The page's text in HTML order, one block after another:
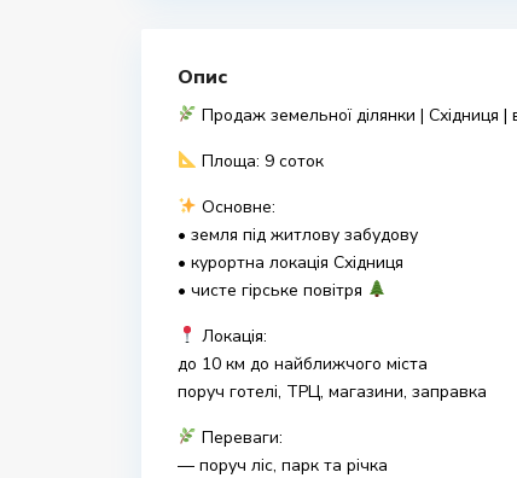
Опис
Продаж земельної ділянки | Східниця |
Площа: 9 соток
Основне:
• земля під житлову забудову
• курортна локація Східниця
• чисте гірське повітря
Локація:
до 10 км до найближчого міста
поруч готелі, ТРЦ, магазини, заправка
Переваги:
— поруч ліс, парк та річка